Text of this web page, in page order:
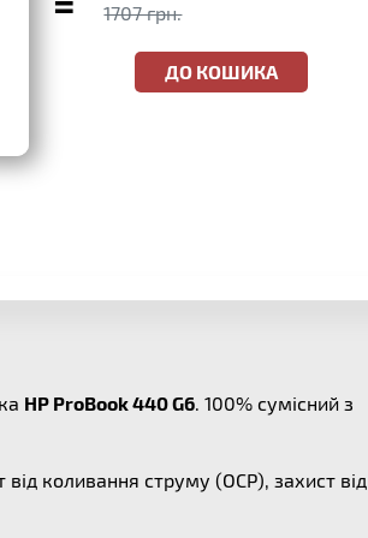
1707 грн.
ДО КОШИКА
HP ProBook 440 G6. 100% сумісний з
коливання струму (OCP), захист від